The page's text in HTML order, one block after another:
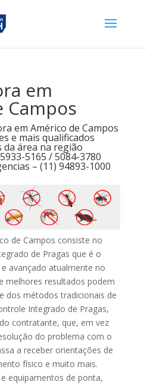
em
Campos
em Américo de Campos
e mais qualificados
área na região
5165 / 5084-3780
– (11) 94893-1000
de Campos consiste no
de Pragas que é o
avançado atualmente no
melhores resultados podem
dos métodos tradicionais de
Integrado de Pragas,
contratante, que, em vez
do problema com o
a receber orientações de
físico e muito mais.
equipamentos de ponta,